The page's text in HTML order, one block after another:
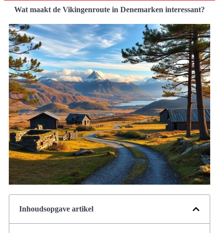
Wat maakt de Vikingenroute in Denemarken interessant?
Inhoudsopgave artikel